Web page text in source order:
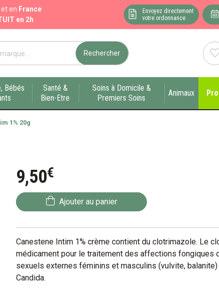
et en France
en 2h
Envoyez directement
votre ordonnance
service sur Liège
Rechercher
Bébés
Santé &
Bien-Etre
Soins à Domicile &
Premiers Soins
Animaux
1% 20g
9,50€
Ajouter au panier
Canestene Intim 1% crème contient du clotrimazole. Le
médicament pour le traitement des affections fongiques
sexuels externes féminins et masculins (vulvite,
Candida.